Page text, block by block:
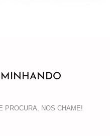
PROCURA, NOS CHAME!